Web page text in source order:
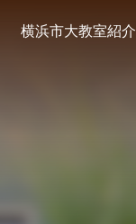
横浜市大教室紹介